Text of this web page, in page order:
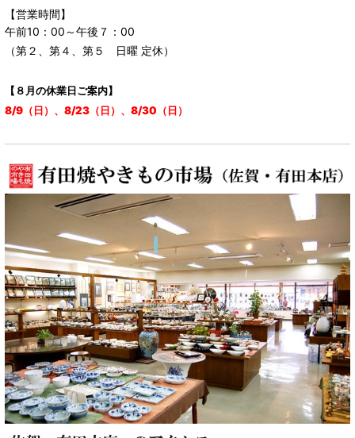
【営業時間】
午前10：00～午後７：00
（第２、第４、第５ 日曜 定休）
【８月の休業日ご案内】
8/9（日）、8/23（日）、8/30（日）